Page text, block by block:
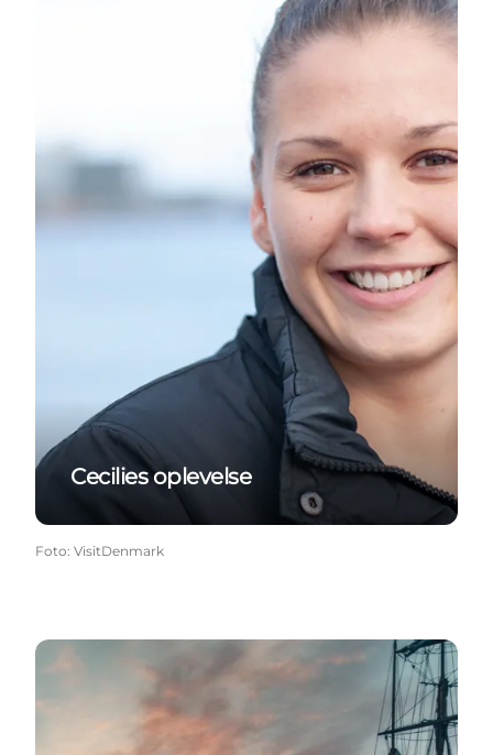
Cecilies oplevelse
Foto: VisitDenmark
Praktik i VisitDenmark